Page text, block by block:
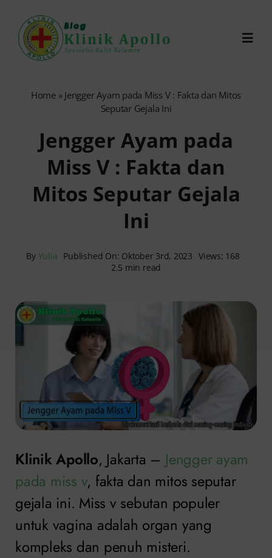
content
Reservasi Online
Search
Home» Jengger Ayam pada Miss V : Fakta dan Mitos
Seputar Gejala Ini
Jengger Ayam pada
Miss V : Fakta dan
Mitos Seputar Gejala
Ini
By Yulia Published On: Oktober 3rd, 2023 Views: 168
2.5 min read
Klinik Apollo, Jakarta – Jengger ayam
pada miss v, fakta dan mitos seputar
gejala ini. Miss v sebutan populer
untuk vagina adalah organ yang
kompleks dan penuh misteri.